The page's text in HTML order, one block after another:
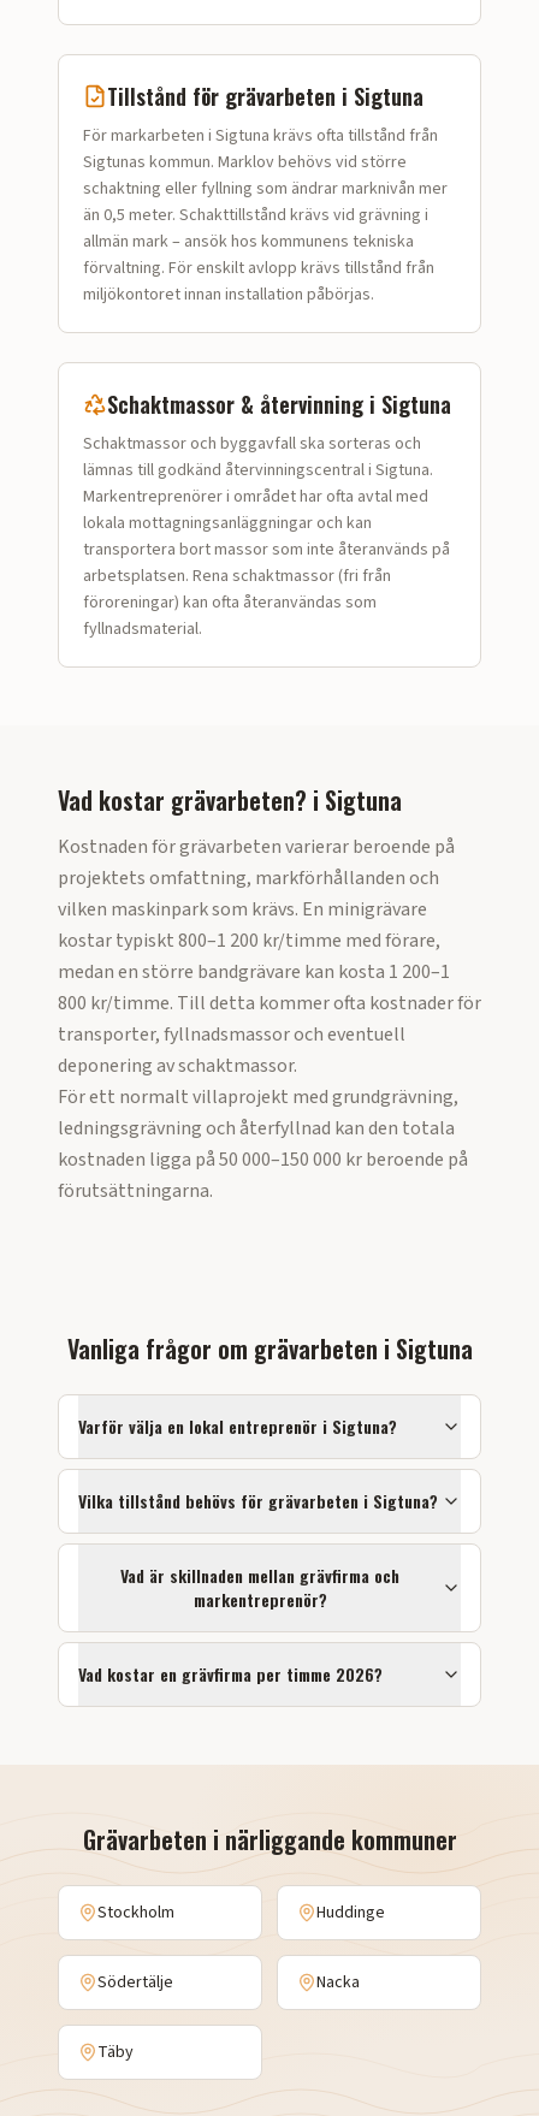
Tillstånd för grävarbeten i Sigtuna
För markarbeten i Sigtuna krävs ofta tillstånd från
Sigtunas kommun. Marklov behövs vid större
schaktning eller fyllning som ändrar marknivån mer
än 0,5 meter. Schakttillstånd krävs vid grävning i
allmän mark – ansök hos kommunens tekniska
förvaltning. För enskilt avlopp krävs tillstånd från
miljökontoret innan installation påbörjas.
Schaktmassor & återvinning i Sigtuna
Schaktmassor och bygg­avfall ska sorteras och
lämnas till godkänd återvinningscentral i Sigtuna.
Markentreprenörer i området har ofta avtal med
lokala mottagningsanläggningar och kan
transportera bort massor som inte återanvänds på
arbetsplatsen. Rena schaktmassor (fri från
föroreningar) kan ofta återanvändas som
fyllnadsmaterial.
Vad kostar grävarbeten? i Sigtuna
Kostnaden för grävarbeten varierar beroende på
projektets omfattning, markförhållanden och
vilken maskinpark som krävs. En minigrävare
kostar typiskt 800–1 200 kr/timme med förare,
medan en större bandgrävare kan kosta 1 200–1
800 kr/timme. Till detta kommer ofta kostnader för
transporter, fyllnadsmassor och eventuell
deponering av schaktmassor.
För ett normalt villaprojekt med grundgrävning,
ledningsgrävning och återfyllnad kan den totala
kostnaden ligga på 50 000–150 000 kr beroende på
förutsättningarna.
Vanliga frågor om grävarbeten i Sigtuna
Varför välja en lokal entreprenör i Sigtuna?
Vilka tillstånd behövs för grävarbeten i Sigtuna?
Vad är skillnaden mellan grävfirma och
markentreprenör?
Vad kostar en grävfirma per timme 2026?
Grävarbeten i närliggande kommuner
Stockholm Huddinge
Södertälje Nacka
Täby